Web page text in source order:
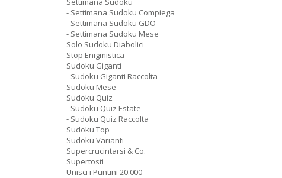
- Settimana Sudoku Compiega
- Settimana Sudoku GDO
- Settimana Sudoku Mese
Solo Sudoku Diabolici
Stop Enigmistica
Sudoku Giganti
- Sudoku Giganti Raccolta
Sudoku Mese
Sudoku Quiz
- Sudoku Quiz Estate
- Sudoku Quiz Raccolta
Sudoku Top
Sudoku Varianti
Supercrucintarsi & Co.
Supertosti
Unisci i Puntini 20.000